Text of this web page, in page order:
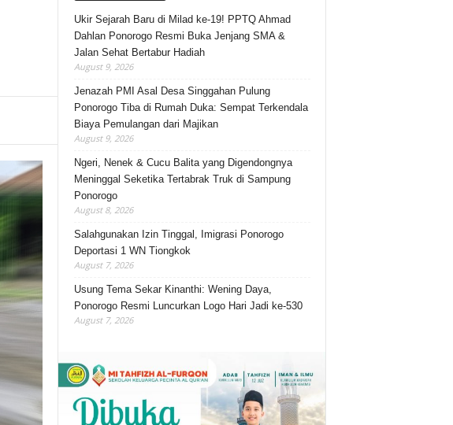
Ukir Sejarah Baru di Milad ke-19! PPTQ Ahmad
Dahlan Ponorogo Resmi Buka Jenjang SMA &
Jalan Sehat Bertabur Hadiah
August 9, 2026
Jenazah PMI Asal Desa Singgahan Pulung
Ponorogo Tiba di Rumah Duka: Sempat Terkendala
Biaya Pemulangan dari Majikan
August 9, 2026
Ngeri, Nenek & Cucu Balita yang Digendongnya
Meninggal Seketika Tertabrak Truk di Sampung
Ponorogo
August 8, 2026
Salahgunakan Izin Tinggal, Imigrasi Ponorogo
Deportasi 1 WN Tiongkok
August 7, 2026
Usung Tema Sekar Kinanthi: Wening Daya,
Ponorogo Resmi Luncurkan Logo Hari Jadi ke-530
August 7, 2026